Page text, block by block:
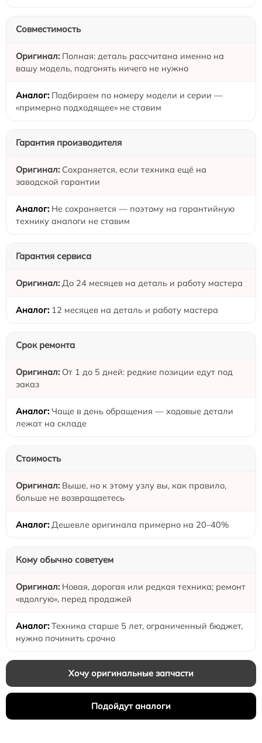
Совместимость
Полная: деталь рассчитана именно на
вашу модель, подгонять ничего не нужно
Подбираем по номеру модели и серии —
«примерно подходящее» не ставим
Гарантия производителя
Сохраняется, если техника ещё на
заводской гарантии
Не сохраняется — поэтому на гарантийную
технику аналоги не ставим
Гарантия сервиса
До 24 месяцев на деталь и работу мастера
12 месяцев на деталь и работу мастера
Срок ремонта
От 1 до 5 дней: редкие позиции едут под
заказ
Чаще в день обращения — ходовые детали
лежат на складе
Стоимость
Выше, но к этому узлу вы, как правило,
больше не возвращаетесь
Дешевле оригинала примерно на 20–40%
Кому обычно советуем
Новая, дорогая или редкая техника; ремонт
«вдолгую», перед продажей
Техника старше 5 лет, ограниченный бюджет,
нужно починить срочно
Хочу оригинальные запчасти
Подойдут аналоги